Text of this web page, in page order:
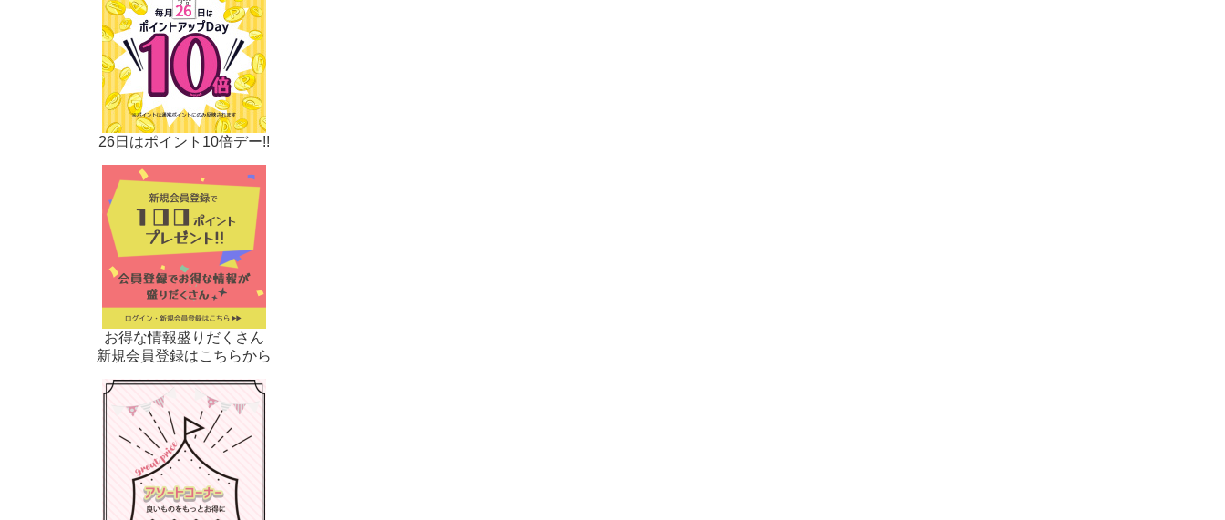
26日はポイント10倍デー!!
お得な情報盛りだくさん
新規会員登録はこちらから